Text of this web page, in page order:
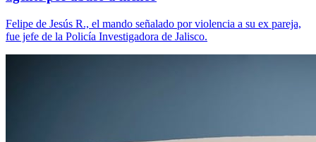
Felipe de Jesús R., el mando señalado por violencia a su ex pareja,
fue jefe de la Policía Investigadora de Jalisco.